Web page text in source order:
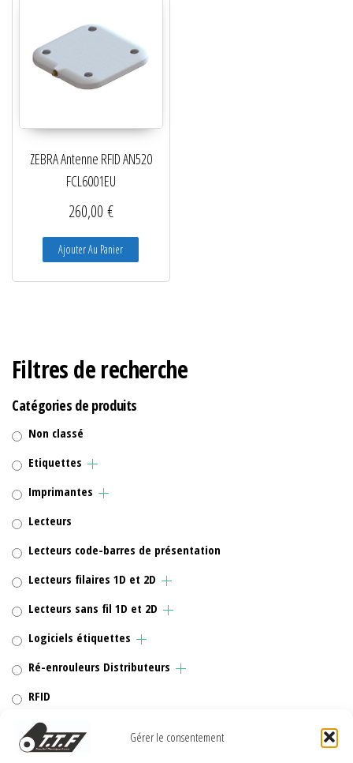
Gérer le consentement
ZEBRA Antenne RFID AN520
FCL6001EU
260,00 €
Ajouter Au Panier
Filtres de recherche
Catégories de produits
Non classé
Etiquettes
Imprimantes
Lecteurs
Lecteurs code-barres de présentation
Lecteurs filaires 1D et 2D
Lecteurs sans fil 1D et 2D
Logiciels étiquettes
Ré-enrouleurs Distributeurs
RFID
Rubans transfert thermique
Têtes d'impression